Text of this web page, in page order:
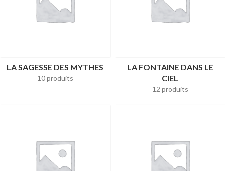
LA SAGESSE DES MYTHES
10 produits
LA FONTAINE DANS LE
CIEL
12 produits